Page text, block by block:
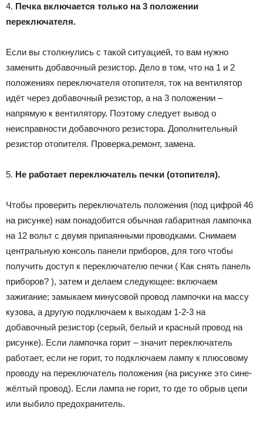
4. Печка включается только на 3 положении
переключателя.
Если вы столкнулись с такой ситуацией, то вам нужно
заменить добавочный резистор. Дело в том, что на 1 и 2
положениях переключателя отопителя, ток на вентилятор
идёт через добавочный резистор, а на 3 положении –
напрямую к вентилятору. Поэтому следует вывод о
неисправности добавочного резистора. Дополнительный
резистор отопителя. Проверка,ремонт, замена.
5. Не работает переключатель печки (отопителя).
Чтобы проверить переключатель положения (под цифрой 46
на рисунке) нам понадобится обычная габаритная лампочка
на 12 вольт с двумя припаянными проводками. Снимаем
центральную консоль панели приборов, для того чтобы
получить доступ к переключателю печки ( Как снять панель
приборов? ), затем и делаем следующее: включаем
зажигание; замыкаем минусовой провод лампочки на массу
кузова, а другую подключаем к выходам 1-2-3 на
добавочный резистор (серый, белый и красный провод на
рисунке). Если лампочка горит – значит переключатель
работает, если не горит, то подключаем лампу к плюсовому
проводу на переключатель положения (на рисунке это сине-
жёлтый провод). Если лампа не горит, то где то обрыв цепи
или выбило предохранитель.